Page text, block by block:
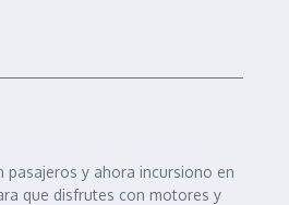
pasajeros y ahora incursiono en
que disfrutes con motores y